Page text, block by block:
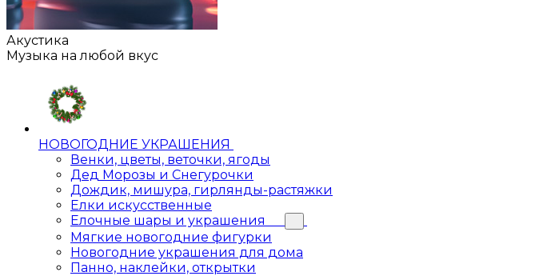
Акустика
Музыка на любой вкус
НОВОГОДНИЕ УКРАШЕНИЯ
Венки, цветы, веточки, ягоды
Дед Морозы и Снегурочки
Дождик, мишура, гирлянды-растяжки
Елки искусственные
Елочные шары и украшения
Мягкие новогодние фигурки
Новогодние украшения для дома
Панно, наклейки, открытки